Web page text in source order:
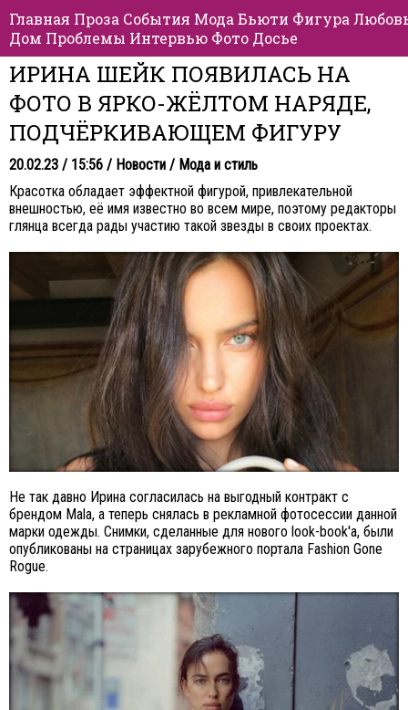
Главная Проза События Мода Бьюти Фигура
Дом Проблемы Интервью Фото Досье
ИРИНА ШЕЙК ПОЯВИЛАСЬ НА
ФОТО В ЯРКО-ЖЁЛТОМ НАРЯДЕ,
ПОДЧЁРКИВАЮЩЕМ ФИГУРУ
20.02.23 / 15:56 / Новости / Мода и стиль
Красотка обладает эффектной фигурой, привлекательной
внешностью, её имя известно во всем мире, поэтому редакторы
глянца всегда рады участию такой звезды в своих проектах.
Не так давно Ирина согласилась на выгодный контракт с
брендом Mala, а теперь снялась в рекламной фотосессии данной
марки одежды. Снимки, сделанные для нового look-book'а, были
опубликованы на страницах зарубежного портала Fashion Gone
Rogue.